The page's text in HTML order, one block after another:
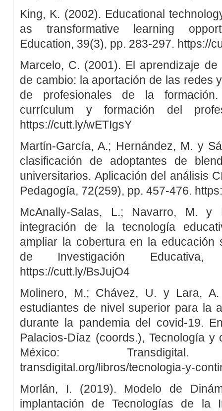
King, K. (2002). Educational
as transformative learning
Education, 39(3), pp. 283-297. https://
Marcelo, C. (2001). El aprendizaje
de cambio: la aportación de las redes
de profesionales de la
currículum y formación del
https://cutt.ly/wETIgsY
Martín-García, A.; Hernández, M. y
clasificación de adoptantes de
universitarios. Aplicación del análisis
Pedagogía, 72(259), pp. 457-476.
McAnally-Salas, L.; Navarro, M.
integración de la tecnología
ampliar la cobertura en la educación
de Investigación
https://cutt.ly/BsJujO4
Molinero, M.; Chávez, U. y Lara,
estudiantes de nivel superior para la
durante la pandemia del covid-19.
Palacios-Díaz (coords.), Tecnología y
México: Transdigital.
transdigital.org/libros/tecnologia-y-
Morlán, I. (2019). Modelo de
implantación de Tecnologías de la